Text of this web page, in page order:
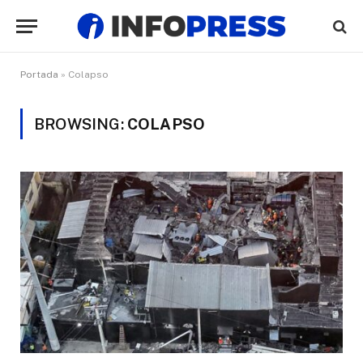
Portada » Colapso
BROWSING: COLAPSO